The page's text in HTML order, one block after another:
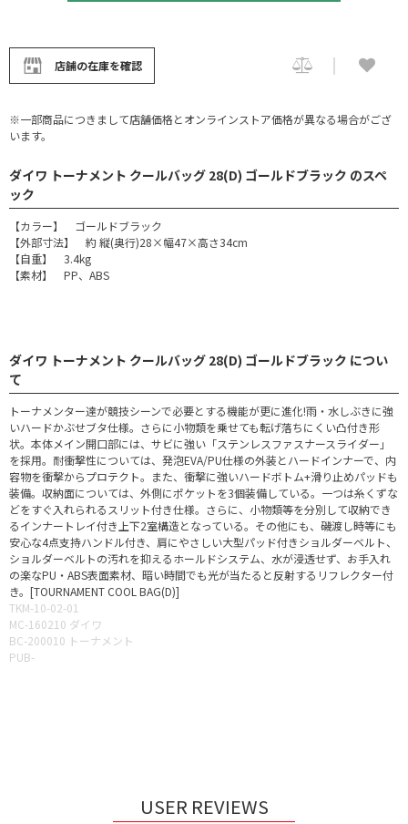
店舗の在庫を確認
※一部商品につきまして店舗価格とオンラインストア価格が異なる場合がござ
います。
ダイワ トーナメント クールバッグ 28(D) ゴールドブラック のスペ
ック
【カラー】 ゴールドブラック
【外部寸法】 約 縦(奥行)28×幅47×高さ34cm
【自重】 3.4kg
【素材】 PP、ABS
ダイワ トーナメント クールバッグ 28(D) ゴールドブラック につい
て
トーナメンター達が競技シーンで必要とする機能が更に進化!雨・水しぶきに強
いハードかぶせブタ仕様。さらに小物類を乗せても転げ落ちにくい凸付き形
状。本体メイン開口部には、サビに強い「ステンレスファスナースライダー」
を採用。耐衝撃性については、発泡EVA/PU仕様の外装とハードインナーで、内
容物を衝撃からプロテクト。また、衝撃に強いハードボトム+滑り止めパッドも
装備。収納面については、外側にポケットを3個装備している。一つは糸くずな
どをすぐ入れられるスリット付き仕様。さらに、小物類等を分別して収納でき
るインナートレイ付き上下2室構造となっている。その他にも、磯渡し時等にも
安心な4点支持ハンドル付き、肩にやさしい大型パッド付きショルダーベルト、
ショルダーベルトの汚れを抑えるホールドシステム、水が浸透せず、お手入れ
の楽なPU・ABS表面素材、暗い時間でも光が当たると反射するリフレクター付
き。[TOURNAMENT COOL BAG(D)]
TKM-10-02-01
MC-160210 ダイワ
BC-200010 トーナメント
PUB-
USER REVIEWS